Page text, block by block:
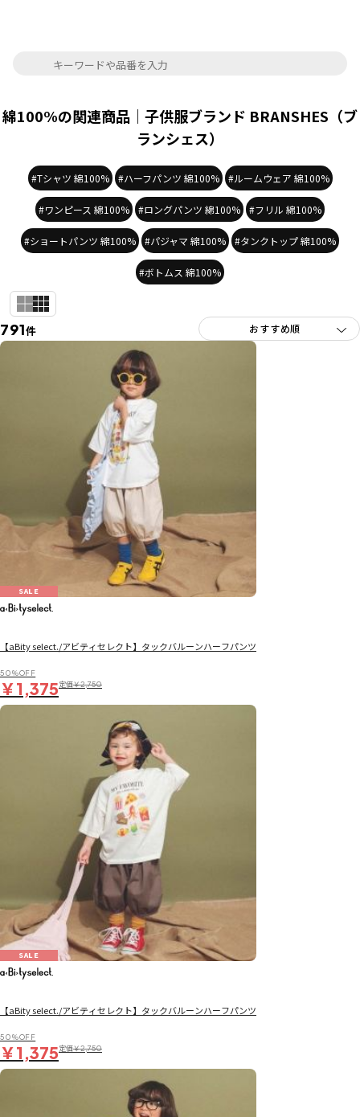
綿100%の関連商品｜子供服ブランド BRANSHES（ブ
ランシェス）
#Tシャツ 綿100% #ハーフパンツ 綿100% #ルームウェア 綿100%
#ワンピース 綿100% #ロングパンツ 綿100% #フリル 綿100%
#ショートパンツ 綿100% #パジャマ 綿100% #タンクトップ 綿100%
#ボトムス 綿100%
791件
SALE
【aBity select./アビティセレクト】タックバルーンハーフパンツ
50％OFF
￥1,375定価￥2,750
SALE
【aBity select./アビティセレクト】タックバルーンハーフパンツ
50％OFF
￥1,375定価￥2,750